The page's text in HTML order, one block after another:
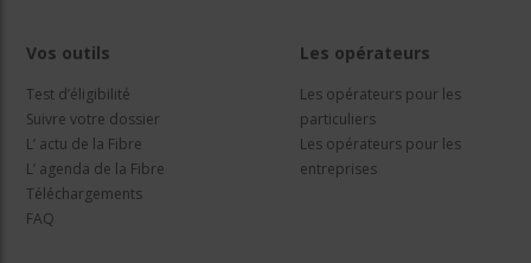
Vos outils
Test d’éligibilité
Suivre votre dossier
L’ actu de la Fibre
L’ agenda de la Fibre
Téléchargements
FAQ
Les opérateurs
Les opérateurs pour les
particuliers
Les opérateurs pour les
entreprises